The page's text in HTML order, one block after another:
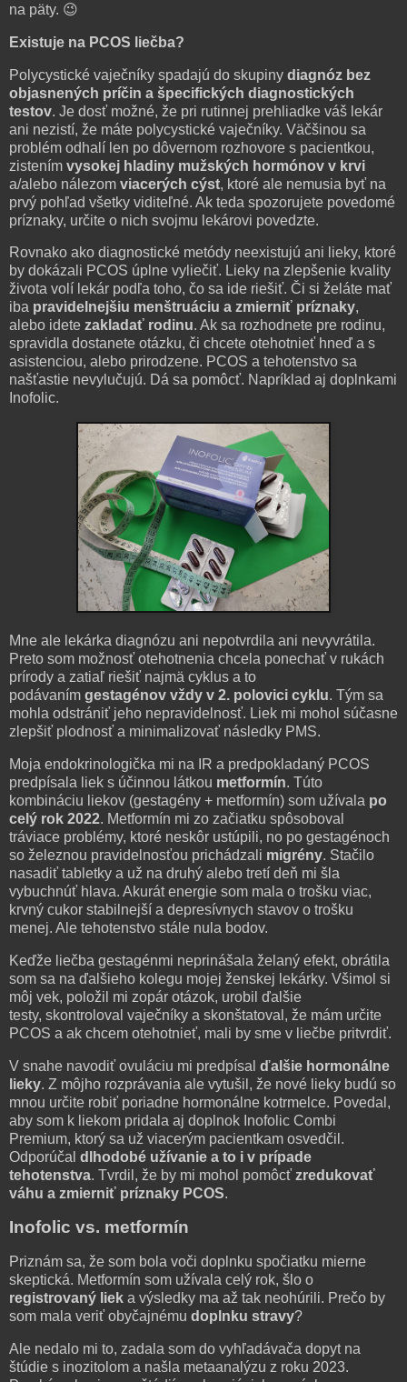
na päty. 😉
Existuje na PCOS liečba?
Polycystické vaječníky spadajú do skupiny diagnóz bez
objasnených príčin a špecifických diagnostických
testov. Je dosť možné, že pri rutinnej prehliadke váš lekár
ani nezistí, že máte polycystické vaječníky. Väčšinou sa
problém odhalí len po dôvernom rozhovore s pacientkou,
zistením vysokej hladiny mužských hormónov v krvi
a/alebo nálezom viacerých cýst, ktoré ale nemusia byť na
prvý pohľad všetky viditeľné. Ak teda spozorujete povedomé
príznaky, určite o nich svojmu lekárovi povedzte.
Rovnako ako diagnostické metódy neexistujú ani lieky, ktoré
by dokázali PCOS úplne vyliečiť. Lieky na zlepšenie kvality
života volí lekár podľa toho, čo sa ide riešiť. Či si želáte mať
iba pravidelnejšiu menštruáciu a zmierniť príznaky,
alebo idete zakladať rodinu. Ak sa rozhodnete pre rodinu,
spravidla dostanete otázku, či chcete otehotnieť hneď a s
asistenciou, alebo prirodzene. PCOS a tehotenstvo sa
našťastie nevylučujú. Dá sa pomôcť. Napríklad aj doplnkami
Inofolic.
Mne ale lekárka diagnózu ani nepotvrdila ani nevyvrátila.
Preto som možnosť otehotnenia chcela ponechať v rukách
prírody a zatiaľ riešiť najmä cyklus a to
podávaním gestagénov vždy v 2. polovici cyklu. Tým sa
mohla odstrániť jeho nepravidelnosť. Liek mi mohol súčasne
zlepšiť plodnosť a minimalizovať následky PMS.
Moja endokrinologička mi na IR a predpokladaný PCOS
predpísala liek s účinnou látkou metformín. Túto
kombináciu liekov (gestagény + metformín) som užívala po
celý rok 2022. Metformín mi zo začiatku spôsoboval
tráviace problémy, ktoré neskôr ustúpili, no po gestagénoch
so železnou pravidelnosťou prichádzali migrény. Stačilo
nasadiť tabletky a už na druhý alebo tretí deň mi šla
vybuchnúť hlava. Akurát energie som mala o trošku viac,
krvný cukor stabilnejší a depresívnych stavov o trošku
menej. Ale tehotenstvo stále nula bodov.
Keďže liečba gestagénmi neprinášala želaný efekt, obrátila
som sa na ďalšieho kolegu mojej ženskej lekárky. Všimol si
môj vek, položil mi zopár otázok, urobil ďalšie
testy, skontroloval vaječníky a skonštatoval, že mám určite
PCOS a ak chcem otehotnieť, mali by sme v liečbe pritvrdiť.
V snahe navodiť ovuláciu mi predpísal ďalšie hormonálne
lieky. Z môjho rozprávania ale vytušil, že nové lieky budú so
mnou určite robiť poriadne hormonálne kotrmelce. Povedal,
aby som k liekom pridala aj doplnok Inofolic Combi
Premium, ktorý sa už viacerým pacientkam osvedčil.
Odporúčal dlhodobé užívanie a to i v prípade
tehotenstva. Tvrdil, že by mi mohol pomôcť zredukovať
váhu a zmierniť príznaky PCOS.
Inofolic vs. metformín
Priznám sa, že som bola voči doplnku spočiatku mierne
skeptická. Metformín som užívala celý rok, šlo o
registrovaný liek a výsledky ma až tak neohúrili. Prečo by
som mala veriť obyčajnému doplnku stravy?
Ale nedalo mi to, zadala som do vyhľadávača dopyt na
štúdie s inozitolom a našla metaanalýzu z roku 2023.